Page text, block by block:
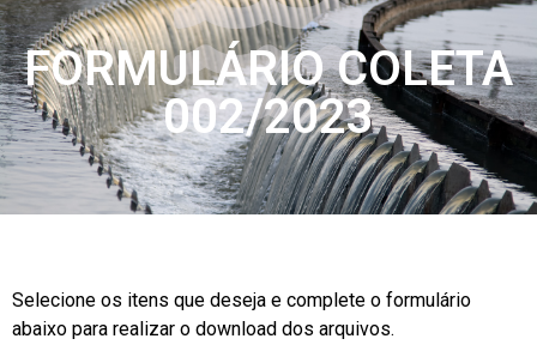
FORMULÁRIO COLETA
002/2023
Selecione os itens que deseja e complete o formulário
abaixo para realizar o download dos arquivos.